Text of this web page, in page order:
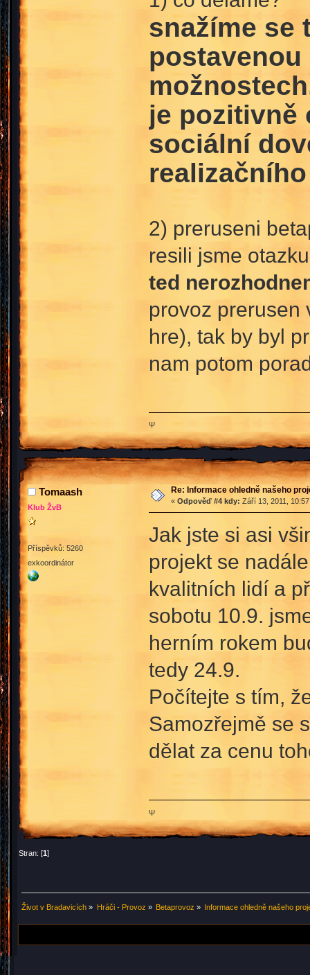
snažíme se
postavenou
je pozitivně
sociální
2) preruseni
resili jsme
ted
provoz prerusen
hre), tak by byl
nam potom
Ψ
Tomaash
Klub ŽvB
Příspěvků: 5260
exkoordinátor
Re: Informace ohledně našeho
« Odpověď #4 kdy: Září 13, 2011,
Jak jste si asi
projekt se
kvalitních lidí a
sobotu 10.9.
herním rokem
tedy 24.9.
Počítejte s tím,
Samozřejmě se
dělat za cenu
Ψ
Stran: [1]
Život v Bradavicích » Hráči - Provoz » Betaprovoz » Informace ohledně našeho